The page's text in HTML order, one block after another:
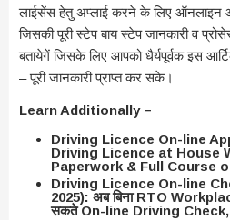
लाईसेंस हेतु अप्लाई करने के लिए ऑनलाइन
जिसकी पूरी स्टेप बाय स्टेप जानकारी व
बतायेगें जिसके लिए आपको धैर्यपूर्वक इस
– पूरी जानकारी प्राप्त कर सके।
Learn Additionally –
Driving Licence On-line
Driving Licence at House
Paperwork & Full Course
Driving Licence On-line
2025): अब बिना RTO
सकते On-line Driving Check,